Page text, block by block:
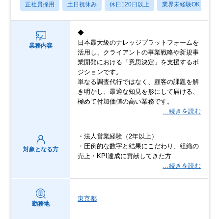
正社員採用 土日祝休み 休日120日以上 業界未経験OK
業務内容
◆
日本最大級のナレッジプラットフォームを
活用し、クライアントの事業戦略や新規事
業開発における「意思決定」を支援するポ
ジションです。
単なる調査代行ではなく、顧客の課題を解
き明かし、最適な知見を形にして届ける、
極めて付加価値の高い業務です。
…続きを読む
対象となる方
・法人営業経験（2年以上）
・圧倒的な数字と結果にこだわり、組織の
売上・KPI達成に貢献してきた方
…続きを読む
勤務地
東京都